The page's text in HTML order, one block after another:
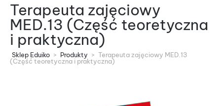
Terapeuta zajęciowy
MED.13 (Część teoretyczna
i praktyczna)
Sklep Eduiko > Produkty > Terapeuta zajęciowy MED.13
(Część teoretyczna i praktyczna)